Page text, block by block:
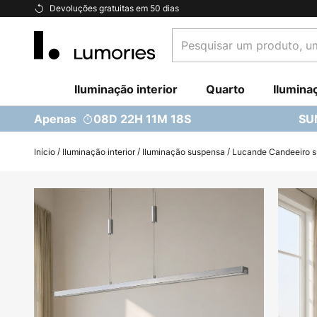
Devoluções gratuitas em 50 dias
Ir
Conteúdo
um
uma
categoria...
Iluminação interior Quarto
Apenas 08D 22H 11M 16S
Início Iluminação interior Iluminação suspensa Lucande Candeeiro
para
o
final
de